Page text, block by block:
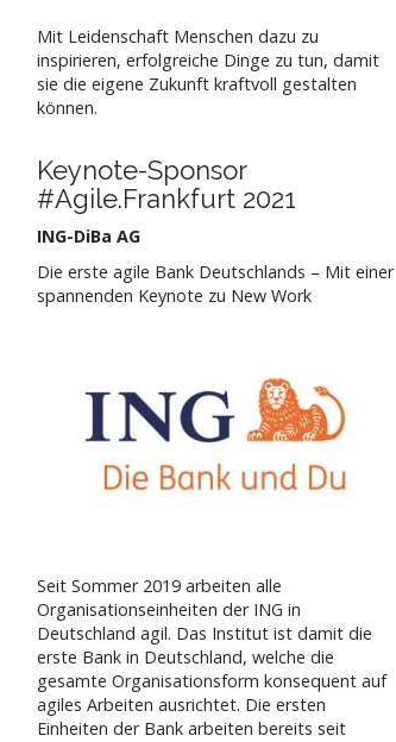
Mit Leidenschaft Menschen dazu zu
inspirieren, erfolgreiche Dinge zu tun, damit
sie die eigene Zukunft kraftvoll gestalten
können.
Keynote-Sponsor
#Agile.Frankfurt 2021
ING-DiBa AG
Die erste agile Bank Deutschlands – Mit einer
spannenden Keynote zu New Work
Seit Sommer 2019 arbeiten alle
Organisationseinheiten der ING in
Deutschland agil. Das Institut ist damit die
erste Bank in Deutschland, welche die
gesamte Organisationsform konsequent auf
agiles Arbeiten ausrichtet. Die ersten
Einheiten der Bank arbeiten bereits seit